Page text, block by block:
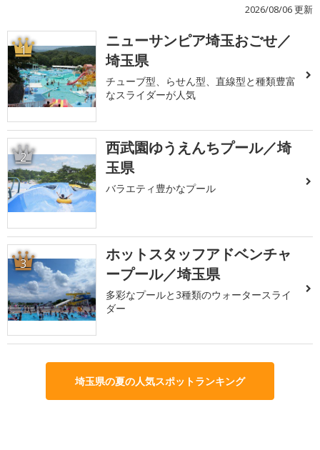
2026/08/06 更新
1
ニューサンピア埼玉おごせ／
埼玉県
チューブ型、らせん型、直線型と種類豊富
なスライダーが人気
2
西武園ゆうえんちプール／埼
玉県
バラエティ豊かなプール
3
ホットスタッフアドベンチャ
ープール／埼玉県
多彩なプールと3種類のウォータースライ
ダー
埼玉県の夏の人気スポットランキング